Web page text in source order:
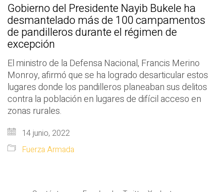
Gobierno del Presidente Nayib Bukele ha
desmantelado más de 100 campamentos
de pandilleros durante el régimen de
excepción
El ministro de la Defensa Nacional, Francis Merino
Monroy, afirmó que se ha logrado desarticular estos
lugares donde los pandilleros planeaban sus delitos
contra la población en lugares de difícil acceso en
zonas rurales.
14 junio, 2022
Fuerza Armada